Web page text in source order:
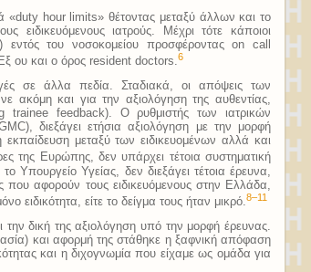
«duty hour limits» θέτοντας μεταξύ άλλων και το
ιατρούς. Μέχρι τότε κάποιοι
εντός του νοσοκομείου προσφέροντας on call
ου και ο όρος resident doctors.6
σε άλλα πεδία. Σταδιακά, οι απόψεις των
ακόμη και για την αξιολόγηση της αυθεντίας,
feedback). Ο ρυθμιστής των ιατρικών
διεξάγει ετήσια αξιολόγηση με την μορφή
μεταξύ των ειδικευομένων αλλά και
της Ευρώπης, δεν υπάρχει τέτοια συστηματική
Υπουργείο Υγείας, δεν διεξάγει τέτοια έρευνα,
που αφορούν τους ειδικευόμενους στην Ελλάδα,
ειδικότητα, είτε το δείγμα τους ήταν μικρό. 8–11
δική της αξιολόγηση υπό την μορφή έρευνας.
και αφορμή της στάθηκε η ξαφνική απόφαση
και η διχογνωμία που είχαμε ως ομάδα για